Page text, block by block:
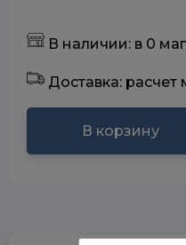
В наличии: в 0
Доставка:
В корзину